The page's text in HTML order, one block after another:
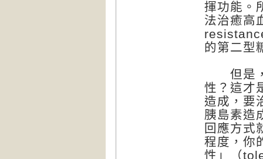
揮功能。
法治癒高
的第二型
但是，
性？這才
造成，要
胰島素造
回應方式
程度，你
性」（